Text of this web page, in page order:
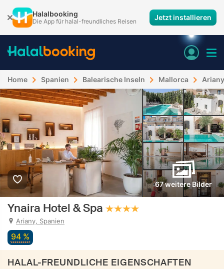
Halalbooking
Die App für halal-freundliches Reisen Jetzt installieren
Home Spanien Balearische Inseln Mallorca Ariany
67 weitere Bilder
Ynaira Hotel & Spa
Ariany, Spanien
94 %
HALAL-FREUNDLICHE EIGENSCHAFTEN